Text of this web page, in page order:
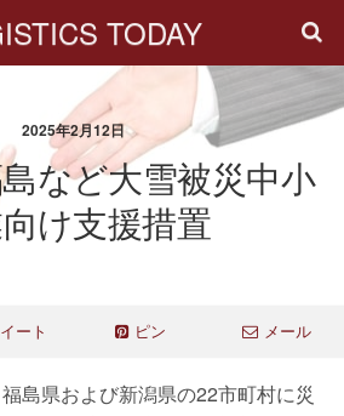
TODAY
2025年2月12日
など大雪被災中小
け支援措置
ート ピン メール
島県および新潟県の22市町村に災